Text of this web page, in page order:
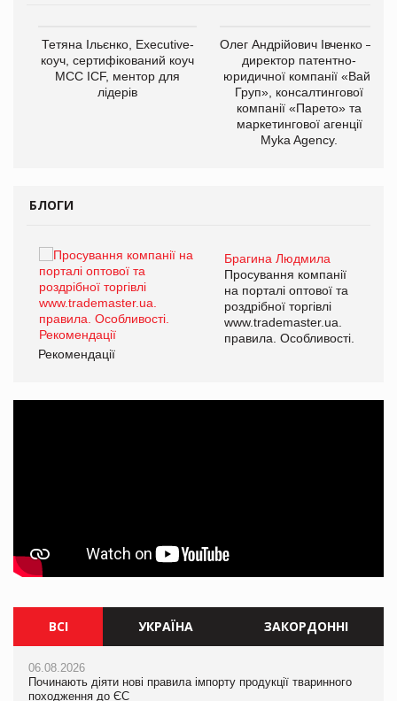
Тетяна Ільєнко, Executive-
коуч, сертифікований коуч
МСС ICF, ментор для
лідерів
Олег Андрійович Івченко —
директор патентно-
юридичної компанії «Вайз
Груп», консалтингової
компанії «Парето» та
маркетингової агенції
Myka Agency.
БЛОГИ
Брагина Людмила
Просування компанії
на порталі оптової та
роздрібної торгівлі
www.trademaster.ua.
правила. Особливості.
Рекомендації
ВСІ УКРАЇНА ЗАКОРДОННІ
06.08.2026
Починають діяти нові правила імпорту продукції тваринного
походження до ЄС
06.08.2026
Починають діяти нові правила імпорту продукції тваринного
походження до ЄС
06.08.2026
Починають діяти нові правила імпорту продукції тваринного
походження до ЄС